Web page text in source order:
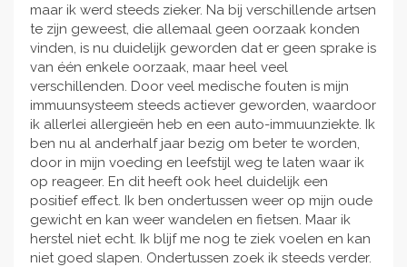
maar ik werd steeds zieker. Na bij verschillende artsen
te zijn geweest, die allemaal geen oorzaak konden
vinden, is nu duidelijk geworden dat er geen sprake is
van één enkele oorzaak, maar heel veel
verschillenden. Door veel medische fouten is mijn
immuunsysteem steeds actiever geworden, waardoor
ik allerlei allergieën heb en een auto-immuunziekte. Ik
ben nu al anderhalf jaar bezig om beter te worden,
door in mijn voeding en leefstijl weg te laten waar ik
op reageer. En dit heeft ook heel duidelijk een
positief effect. Ik ben ondertussen weer op mijn oude
gewicht en kan weer wandelen en fietsen. Maar ik
herstel niet echt. Ik blijf me nog te ziek voelen en kan
niet goed slapen. Ondertussen zoek ik steeds verder.